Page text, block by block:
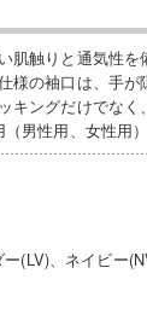
肌触りと通気性
様の袖口は、手
ングだけでなく
男性用、女性用
(LV)、ネイビー